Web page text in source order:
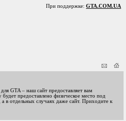
При поддержке: GTA.COM.UA
GTA – наш сайт предоставляет вам
предоставлено физическое место под
в отдельных случаях даже сайт. Приходите к